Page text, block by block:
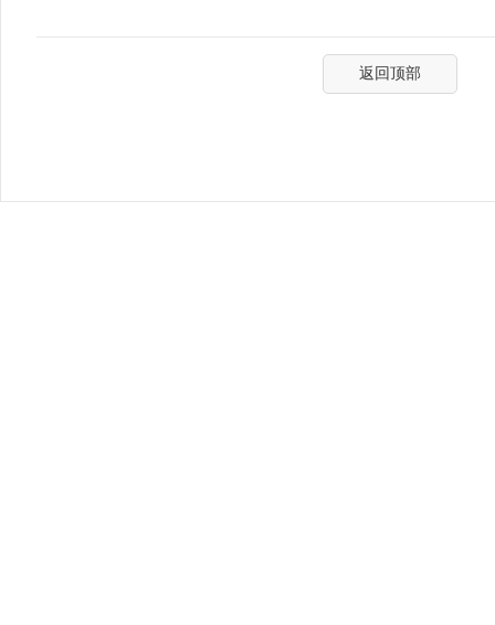
返回顶部